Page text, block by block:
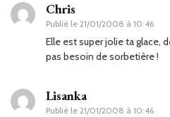
Chris
Publié le 21/01/2008 à 10:46
Elle est super jolie ta glace,
pas besoin de sorbetière !
Lisanka
Publié le 21/01/2008 à 10:46